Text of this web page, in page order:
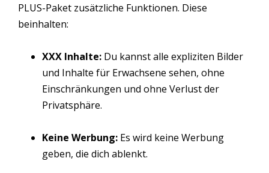
PLUS-Paket zusätzliche Funktionen. Diese
beinhalten:
XXX Inhalte: Du kannst alle expliziten Bilder
und Inhalte für Erwachsene sehen, ohne
Einschränkungen und ohne Verlust der
Privatsphäre.
Keine Werbung: Es wird keine Werbung
geben, die dich ablenkt.